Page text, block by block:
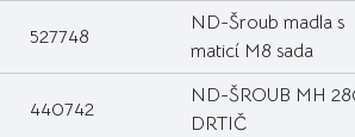
527748
ND-Šroub madla s
maticí M8 sada
440742
ND-ŠROUB MH
DRTIČ